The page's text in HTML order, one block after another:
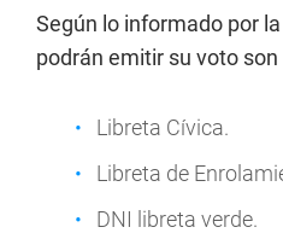
Según lo informado por
podrán emitir su voto
Libreta Cívica.
Libreta de
DNI libreta verde.